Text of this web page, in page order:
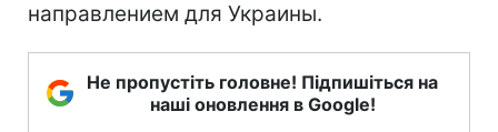
направлением для Украины.
Не пропустіть головне! Підпишіться на
наші оновлення в Google!